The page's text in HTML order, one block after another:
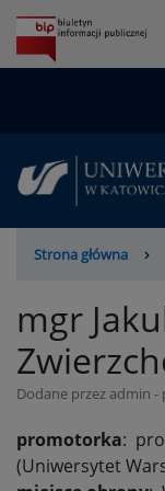
Przejdź
do
treści
Ścieżka
Strona główna
mgr
Dodane przez admin -
promotorka:
(Uniwersytet